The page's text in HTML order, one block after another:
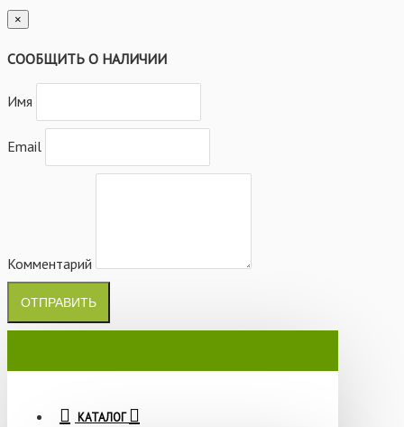
×
СООБЩИТЬ О НАЛИЧИИ
Имя
Email
Комментарий
ОТПРАВИТЬ
КАТАЛОГ